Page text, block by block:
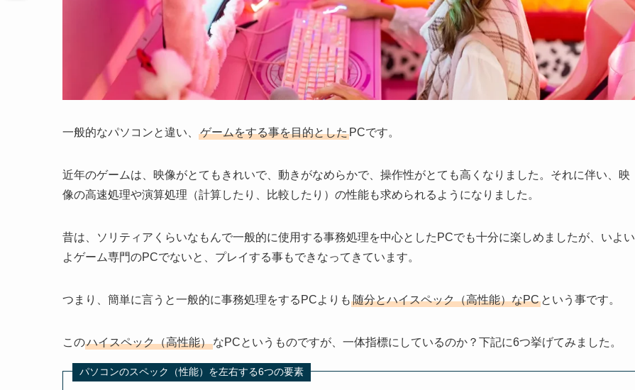
一般的なパソコンと違い、 ゲームをする事を目的とした PCです。
近年のゲームは、映像がとてもきれいで、動きがなめらかで、操作性がとても高くなりました。それに伴い、映
像の高速処理や演算処理（計算したり、比較したり）の性能も求められるようになりました。
昔は、ソリティアくらいなもんで一般的に使用する事務処理を中心としたPCでも十分に楽しめましたが、いよい
よゲーム専門のPCでないと、プレイする事もできなってきています。
つまり、簡単に言うと一般的に事務処理をするPCよりも 随分とハイスペック（高性能）なPC という事です。
このハイスペック（高性能）なPCというものですが、一体指標にしているのか？下記に6つ挙げてみました。
パソコンのスペック（性能）を左右する6つの要素